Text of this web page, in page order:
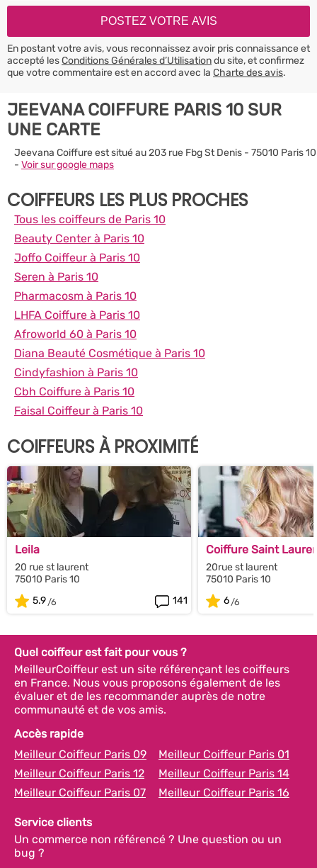
En postant votre avis, vous reconnaissez avoir pris connaissance et
accepté lesConditions Générales d’Utilisationdu site, et confirmez
que votre commentaire est en accord avec la Charte des avis.
JEEVANA COIFFURE PARIS 10 SUR
UNE CARTE
Jeevana Coiffure est situé au 203 rue Fbg St Denis - 75010 Paris 10
- Voir sur google maps
COIFFEURS LES PLUS PROCHES
Tous les coiffeurs de Paris 10
Beauty Center à Paris 10
Joffo Coiffeur à Paris 10
Seren à Paris 10
Pharmacosm à Paris 10
LHFA Coiffure à Paris 10
Afroworld 60 à Paris 10
Diana Beauté Cosmétique à Paris 10
Cindyfashion à Paris 10
Cbh Coiffure à Paris 10
Faisal Coiffeur à Paris 10
COIFFEURS À PROXIMITÉ
Leila
20 rue st laurent
75010 Paris 10
5.9
141
Coiffure Saint
20rue st laurent
75010 Paris 10
6
Quel coiffeur est fait pour vous ?
MeilleurCoiffeur est un site référençant les coiffeurs
en France. Nous vous proposons également de les
évaluer et de les recommander auprès de notre
communauté et de vos amis.
Accès rapide
Meilleur Coiffeur Paris 09
Meilleur Coiffeur Paris 01
Meilleur Coiffeur Paris 12
Meilleur Coiffeur Paris 14
Meilleur Coiffeur Paris 07
Meilleur Coiffeur Paris 16
Service clients
Un commerce non référencé ? Une question ou un
bug ?